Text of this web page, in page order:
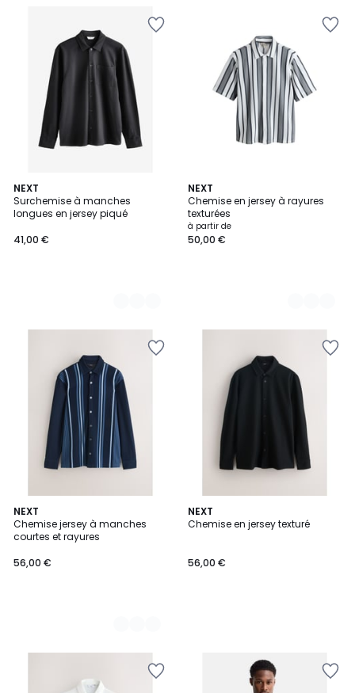
NEXT
Surchemise à manches
longues en jersey piqué
41,00 €
2
Couleurs
NEXT
Chemise en jersey à rayures
texturées
à partir de
50,00 €
2
Couleurs
NEXT
Chemise jersey à manches
courtes et rayures
56,00 €
2
Couleurs
NEXT
Chemise en jersey texturé
56,00 €